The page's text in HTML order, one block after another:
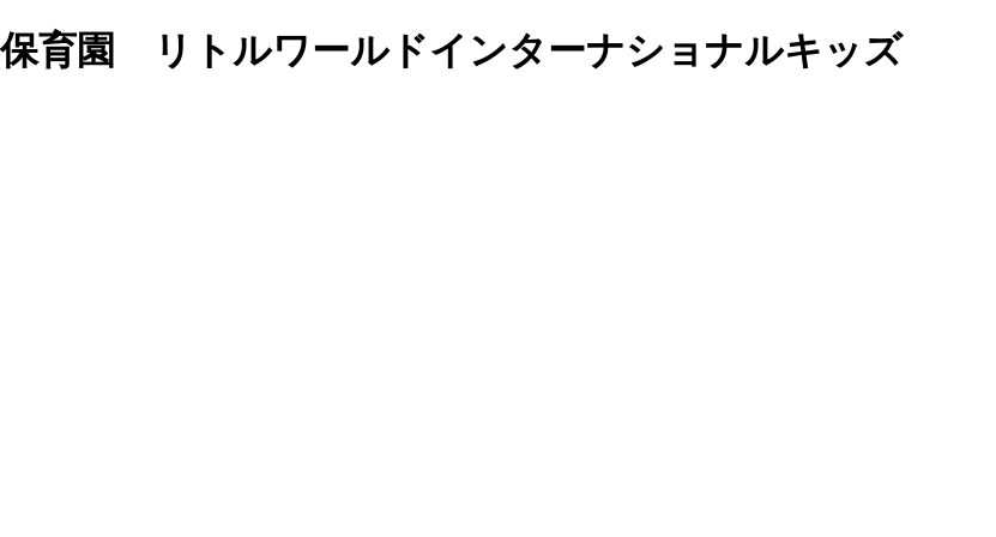
育園 リトルワールドインターナショナルキッズ